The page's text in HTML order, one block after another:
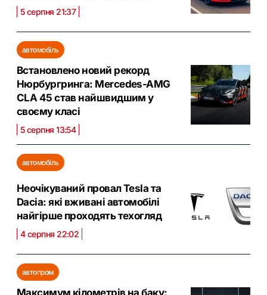
5 серпня 21:37
автомобіль
Встановлено новий рекорд
Нюрбургринга: Mercedes-AMG
CLA 45 став найшвидшим у
своєму класі
5 серпня 13:54
автомобіль
Неочікуваний провал Tesla та
Dacia: які вживані автомобілі
найгірше проходять техогляд
4 серпня 22:02
автопром
Максимум кілометрів на баку: